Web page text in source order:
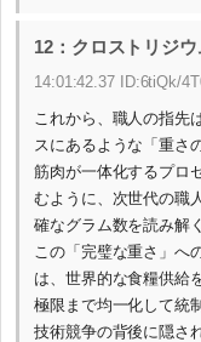
12：クロストリジ
14:01:42.37 ID:6tiQk/
これから、職人の指先
スにあるような「重さ
筋肉が一体化するプロ
むように、次世代の職
確なグラム数を読み解
この「完璧な重さ」へ
は、世界的な食糧供給
極限まで均一化して統
技術競争の背後に隠さ